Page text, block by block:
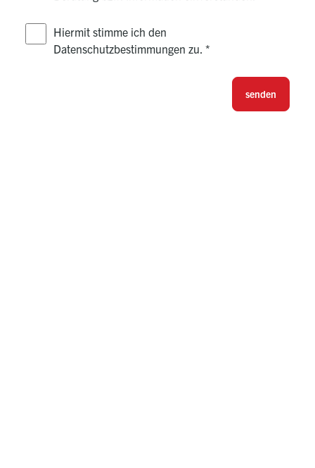
Hiermit stimme ich den
Datenschutzbestimmungen zu. *
senden